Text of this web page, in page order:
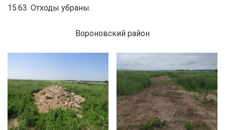
15.63. Отходы убраны.
Вороновский район